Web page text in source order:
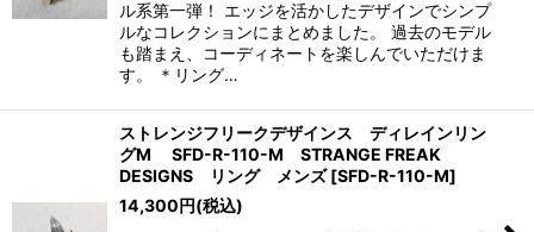
ル系第一弾！ エッジを活かしたデザインでシンプ
ルなコレクションにまとめました。 過去のモデル
も踏まえ、コーディネートを楽しんでいただけま
す。 ＊リング…
ストレンジフリークデザインス ディレインリン
グM SFD-R-110-M STRANGE FREAK
DESIGNS リング メンズ [SFD-R-110-M]
14,300円(税込)